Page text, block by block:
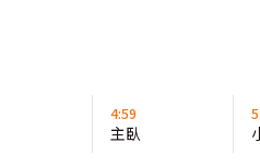
4:59
主臥